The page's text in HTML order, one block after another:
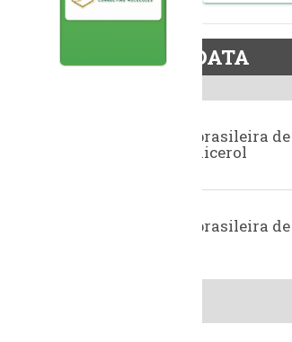
BiodieselDATA
Exportação brasileira de
glicerina e glicerol
Exportação brasileira de